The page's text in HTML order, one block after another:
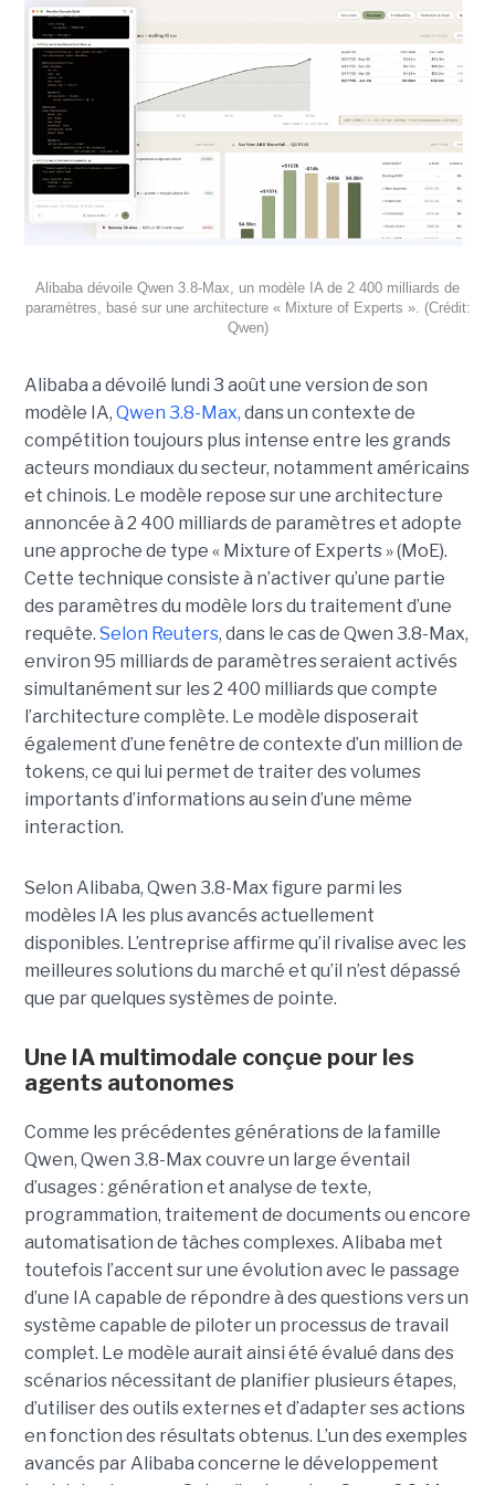
Alibaba dévoile Qwen 3.8-Max, un modèle IA de 2 400 milliards de
paramètres, basé sur une architecture « Mixture of Experts ». (Crédit:
Qwen)
Alibaba a dévoilé lundi 3 août une version de son
modèle IA, Qwen 3.8-Max, dans un contexte de
compétition toujours plus intense entre les grands
acteurs mondiaux du secteur, notamment américains
et chinois. Le modèle repose sur une architecture
annoncée à 2 400 milliards de paramètres et adopte
une approche de type « Mixture of Experts » (MoE).
Cette technique consiste à n’activer qu’une partie
des paramètres du modèle lors du traitement d’une
requête. Selon Reuters, dans le cas de Qwen 3.8-Max,
environ 95 milliards de paramètres seraient activés
simultanément sur les 2 400 milliards que compte
l’architecture complète. Le modèle disposerait
également d’une fenêtre de contexte d’un million de
tokens, ce qui lui permet de traiter des volumes
importants d’informations au sein d’une même
interaction.
Selon Alibaba, Qwen 3.8-Max figure parmi les
modèles IA les plus avancés actuellement
disponibles. L’entreprise affirme qu’il rivalise avec les
meilleures solutions du marché et qu’il n’est dépassé
que par quelques systèmes de pointe.
Une IA multimodale conçue pour les
agents autonomes
Comme les précédentes générations de la famille
Qwen, Qwen 3.8-Max couvre un large éventail
d’usages : génération et analyse de texte,
programmation, traitement de documents ou encore
automatisation de tâches complexes. Alibaba met
toutefois l’accent sur une évolution avec le passage
d’une IA capable de répondre à des questions vers un
système capable de piloter un processus de travail
complet. Le modèle aurait ainsi été évalué dans des
scénarios nécessitant de planifier plusieurs étapes,
d’utiliser des outils externes et d’adapter ses actions
en fonction des résultats obtenus. L’un des exemples
avancés par Alibaba concerne le développement